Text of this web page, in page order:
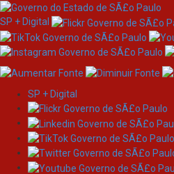
Skip
SP + Digital
SP + Digital